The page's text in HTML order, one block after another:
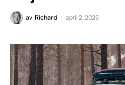
av Richard april 2, 2026